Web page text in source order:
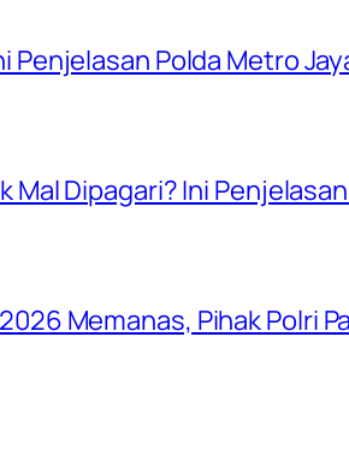
Polda Metro
Mal Dipagari? Ini
Memanas, Pihak Polri